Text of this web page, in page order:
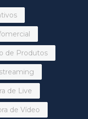
de Produtos
de Live
de Vídeo